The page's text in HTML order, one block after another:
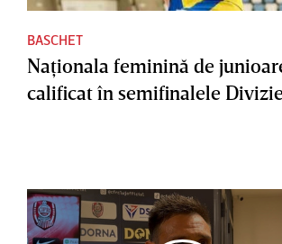
BASCHET
Naţionala feminină de
calificat în semifinalele